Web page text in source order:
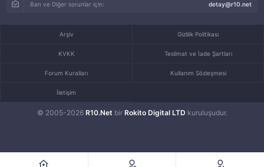
Ban ve Diğer sorunlar için: detay@r10.net
© 2005-2026 R10.Net bir Rokito Digital LTD kuruluşudur.
Arşiv Gizlilik Politikası
KVKK Teslimat ve İade Şartları
Forum Kuralları Kullanım Sözleşmesi
İletişim